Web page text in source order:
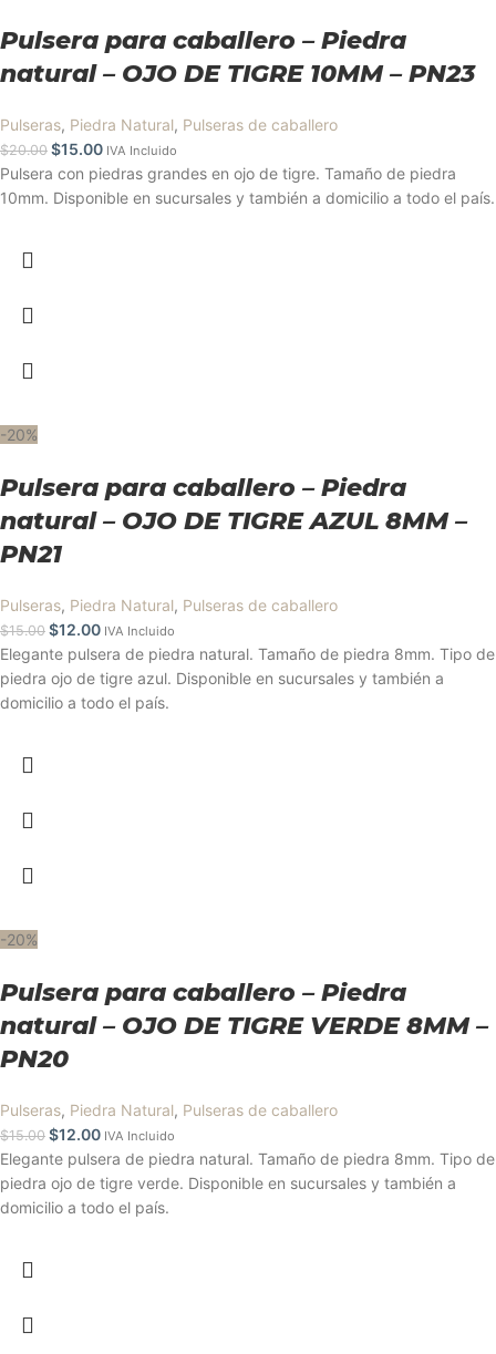
Pulsera para caballero – Piedra
natural – OJO DE TIGRE 10MM – PN23
Pulseras, Piedra Natural, Pulseras de caballero
$20.00 $15.00 IVA Incluido
Pulsera con piedras grandes en ojo de tigre. Tamaño de piedra
10mm. Disponible en sucursales y también a domicilio a todo el país.
-20%
Pulsera para caballero – Piedra
natural – OJO DE TIGRE AZUL 8MM –
PN21
Pulseras, Piedra Natural, Pulseras de caballero
$15.00 $12.00 IVA Incluido
Elegante pulsera de piedra natural. Tamaño de piedra 8mm. Tipo de
piedra ojo de tigre azul. Disponible en sucursales y también a
domicilio a todo el país.
-20%
Pulsera para caballero – Piedra
natural – OJO DE TIGRE VERDE 8MM –
PN20
Pulseras, Piedra Natural, Pulseras de caballero
$15.00 $12.00 IVA Incluido
Elegante pulsera de piedra natural. Tamaño de piedra 8mm. Tipo de
piedra ojo de tigre verde. Disponible en sucursales y también a
domicilio a todo el país.